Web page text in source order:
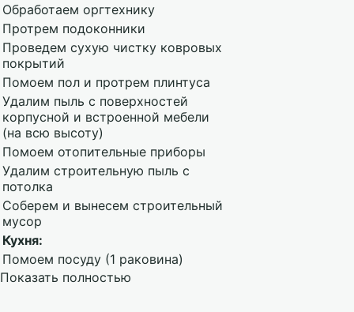
Обработаем оргтехнику
Протрем подоконники
Проведем сухую чистку ковровых
покрытий
Помоем пол и протрем плинтуса
Удалим пыль с поверхностей
корпусной и встроенной мебели
(на всю высоту)
Помоем отопительные приборы
Удалим строительную пыль с
потолка
Соберем и вынесем строительный
мусор
Кухня:
Помоем посуду (1 раковина)
Показать полностью